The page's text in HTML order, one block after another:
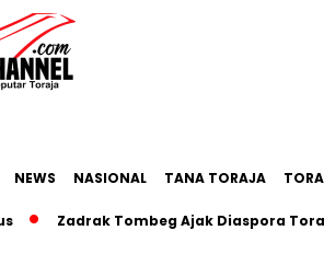
NEWS NASIONAL TANA TORAJA
Zadrak Tombeg Ajak Diaspora Toraja